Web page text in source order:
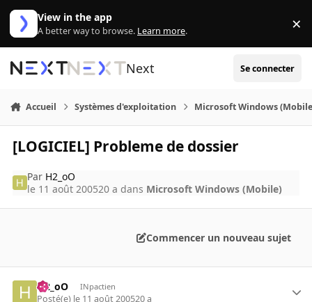
Aller au contenu
View in the app
A better way to browse. Learn more. ×
Next Se connecter
Accueil Systèmes d'exploitation Microsoft Windows
[LOGICIEL] Probleme de dossier
Par H2_oO
le 11 août 200520 a dans Microsoft Windows (Mobile)
Commencer un nouveau sujet
H2_oO INpactien
Posté(e) le 11 août 200520 a